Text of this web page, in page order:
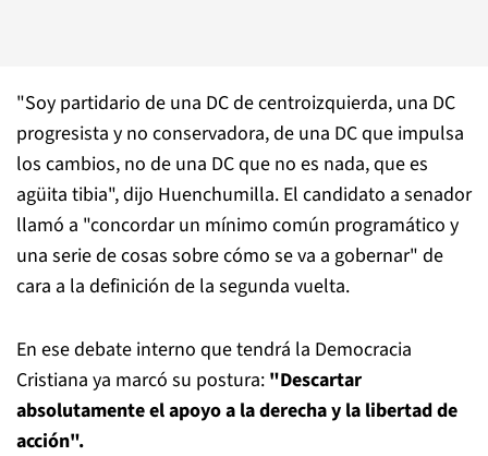
"Soy partidario de una DC de centroizquierda, una DC
progresista y no conservadora, de una DC que impulsa
los cambios, no de una DC que no es nada, que es
agüita tibia", dijo Huenchumilla. El candidato a senador
llamó a "concordar un mínimo común programático y
una serie de cosas sobre cómo se va a gobernar" de
cara a la definición de la segunda vuelta.
En ese debate interno que tendrá la Democracia
Cristiana ya marcó su postura: "Descartar
absolutamente el apoyo a la derecha y la libertad de
acción".